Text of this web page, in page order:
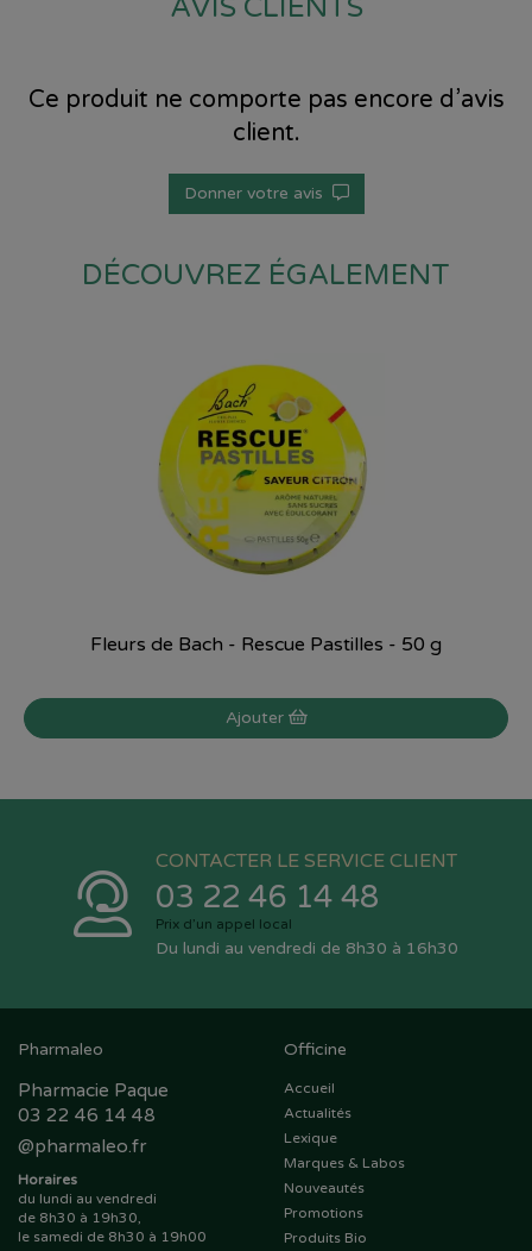
AVIS CLIENTS
Ce produit ne comporte pas encore d’avis
client.
Donner votre avis
DÉCOUVREZ ÉGALEMENT
Fleurs de Bach - Rescue Pastilles - 50 g
Ajouter
CONTACTER LE SERVICE CLIENT
03 22 46 14 48
Prix d’un appel local
Du lundi au vendredi de 8h30 à 16h30
Pharmaleo
Pharmacie Paque
03 22 46 14 48
@pharmaleo.fr
Horaires
du lundi au vendredi
de 8h30 à 19h30,
le samedi de 8h30 à 19h00
Officine
Accueil
Actualités
Lexique
Marques & Labos
Nouveautés
Promotions
Produits Bio